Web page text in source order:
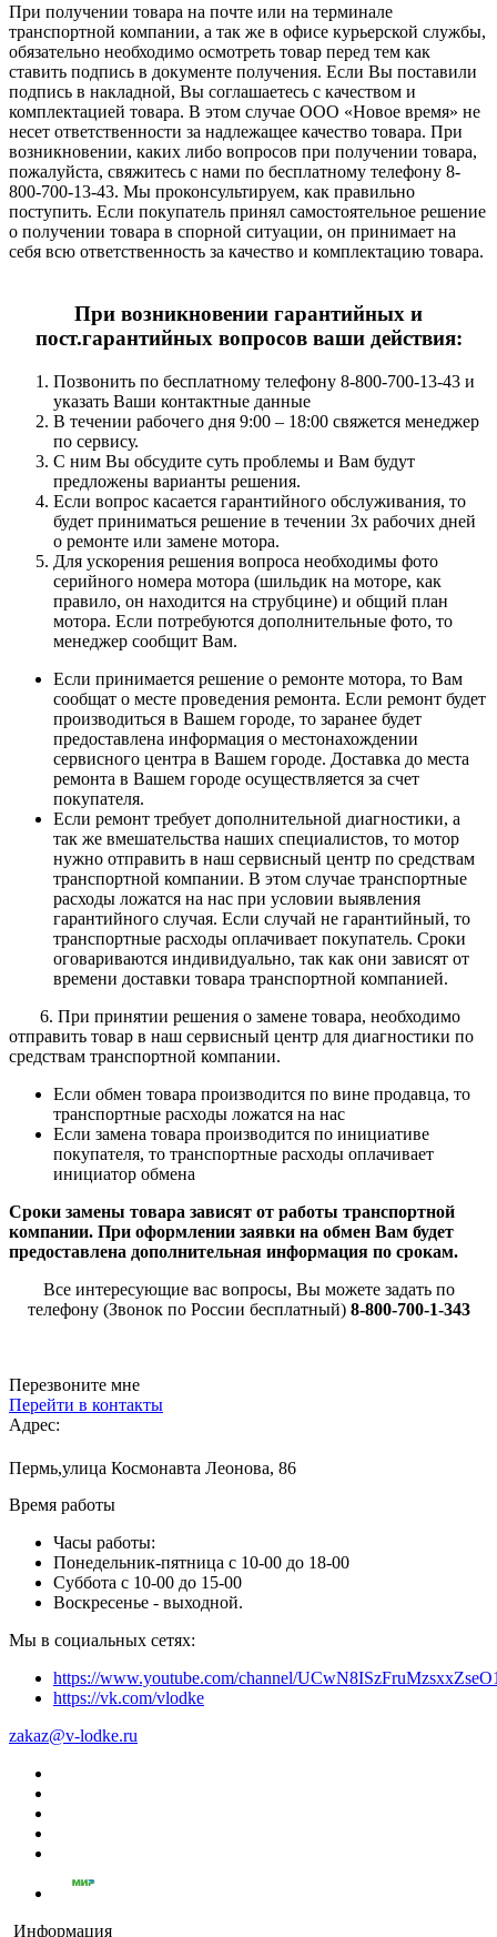
При получении товара на почте или на терминале
транспортной компании, а так же в офисе курьерской службы,
обязательно необходимо осмотреть товар перед тем как
ставить подпись в документе получения. Если Вы поставили
подпись в накладной, Вы соглашаетесь с качеством и
комплектацией товара. В этом случае ООО «Новое время» не
несет ответственности за надлежащее качество товара. При
возникновении, каких либо вопросов при получении товара,
пожалуйста, свяжитесь с нами по бесплатному телефону 8-
800-700-13-43. Мы проконсультируем, как правильно
поступить. Если покупатель принял самостоятельное решение
о получении товара в спорной ситуации, он принимает на
себя всю ответственность за качество и комплектацию товара.
При возникновении гарантийных и
пост.гарантийных вопросов ваши действия:
Позвонить по бесплатному телефону 8-800-700-13-43 и
указать Ваши контактные данные
В течении рабочего дня 9:00 – 18:00 свяжется менеджер
по сервису.
С ним Вы обсудите суть проблемы и Вам будут
предложены варианты решения.
Если вопрос касается гарантийного обслуживания, то
будет приниматься решение в течении 3х рабочих дней
о ремонте или замене мотора.
Для ускорения решения вопроса необходимы фото
серийного номера мотора (шильдик на моторе, как
правило, он находится на струбцине) и общий план
мотора. Если потребуются дополнительные фото, то
менеджер сообщит Вам.
Если принимается решение о ремонте мотора, то Вам
сообщат о месте проведения ремонта. Если ремонт будет
производиться в Вашем городе, то заранее будет
предоставлена информация о местонахождении
сервисного центра в Вашем городе. Доставка до места
ремонта в Вашем городе осуществляется за счет
покупателя.
Если ремонт требует дополнительной диагностики, а
так же вмешательства наших специалистов, то мотор
нужно отправить в наш сервисный центр по средствам
транспортной компании. В этом случае транспортные
расходы ложатся на нас при условии выявления
гарантийного случая. Если случай не гарантийный, то
транспортные расходы оплачивает покупатель. Сроки
оговариваются индивидуально, так как они зависят от
времени доставки товара транспортной компанией.
6. При принятии решения о замене товара, необходимо
отправить товар в наш сервисный центр для диагностики по
средствам транспортной компании.
Если обмен товара производится по вине продавца, то
транспортные расходы ложатся на нас
Если замена товара производится по инициативе
покупателя, то транспортные расходы оплачивает
инициатор обмена
Сроки замены товара зависят от работы транспортной
компании. При оформлении заявки на обмен Вам будет
предоставлена дополнительная информация по срокам.
Все интересующие вас вопросы, Вы можете задать по
телефону (Звонок по России бесплатный) 8-800-700-1-343
Перезвоните мне
Перейти в контакты
Адрес:
Пермь,улица Космонавта Леонова, 86
Время работы
Часы работы:
Понедельник-пятница с 10-00 до 18-00
Суббота с 10-00 до 15-00
Воскресенье - выходной.
Мы в социальных сетях:
https://www.youtube.com/channel/
https://vk.com/vlodke
zakaz@v-lodke.ru
Информация